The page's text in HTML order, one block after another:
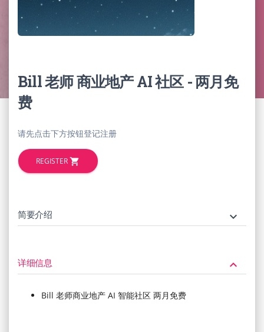
Bill 老师 商业地产 AI 社区 - 两月免
费
请先点击下方按钮登记注册
REGISTER shopping_cart
简要介绍 keyboard_arrow_down
详细信息 keyboard_arrow_down
Bill 老师商业地产 AI 智能社区 两月免费